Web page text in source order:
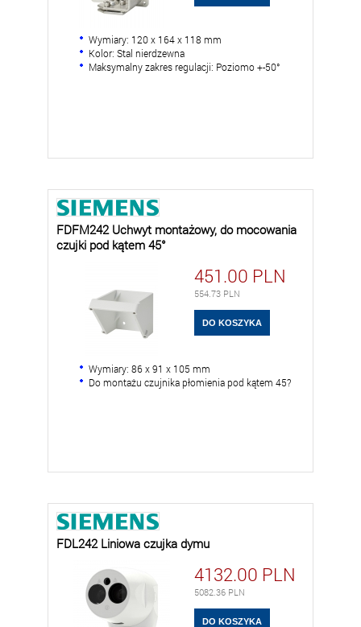
Wymiary: 120 x 164 x 118 mm
Kolor: Stal nierdzewna
Maksymalny zakres regulacji: Poziomo +-50°
FDFM242 Uchwyt montażowy, do mocowania
czujki pod kątem 45°
451.00 PLN
554.73 PLN
Wymiary: 86 x 91 x 105 mm
Do montażu czujnika płomienia pod kątem 45?
FDL242 Liniowa czujka dymu
4132.00 PLN
5082.36 PLN